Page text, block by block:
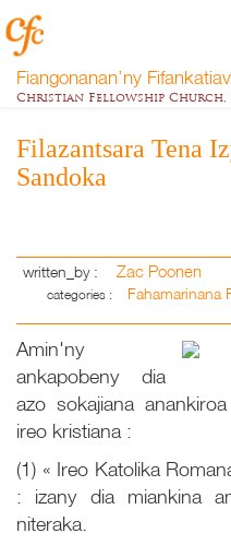
Fiangonanan’ny
Christian Fellowship Church,
Filazantsara Tena
Sandoka
written_by : Zac Poonen
categories : Fahamarinana
Amin'ny
ankapobeny dia
azo sokajiana
ireo kristiana :
(1) « Ireo Katolika
: izany dia miankina
niteraka.